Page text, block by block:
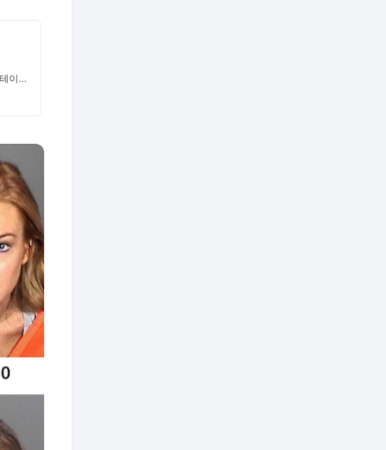
린제이 로한, 레이첼 맥아담스, 티나 페이, 팀 메도우즈, 에이미 포엘러, 아나 가스테이어, 레이시 샤버트, 리지 캐플란, 다니엘 프랜지스, 닐 플린, 조나단 베넷, 아만다 사이프리드, 라지프 수렌드라, 엘라나 쉴링, 그라햄 카트나, 일라이 헨리, 데이빗 아헨, 에이요 아그본크폴로, 몰리 샤나한, 조나단 말렌, 제프 모세르, 미란다 에드워즈, 레스 포터, 이브 크라우포드, 잭 뉴먼, 미셸린 에밀, 배스쉬바 가넷, 키 팜, 다니엘르 응웬, 다니엘 드산토, 알리샤 모리슨, 크리스 프로즈잔스키, 드웨인 힐, 디에고 클라텐호프, 얀 카루아나, 와이 쵸이, 줄리아 챈트리, 재키 챔버레인, 올림피아 루키스, 스테파니 드러먼드, 크리스틴 본, 제시 라이트, 알렉산드라 스타플리, 로라 드카터렛, 니콜 크리미, 에린 톰프슨, 댄 윌모트, 샤론 매튜스, 조 침, 클레어 프레우스